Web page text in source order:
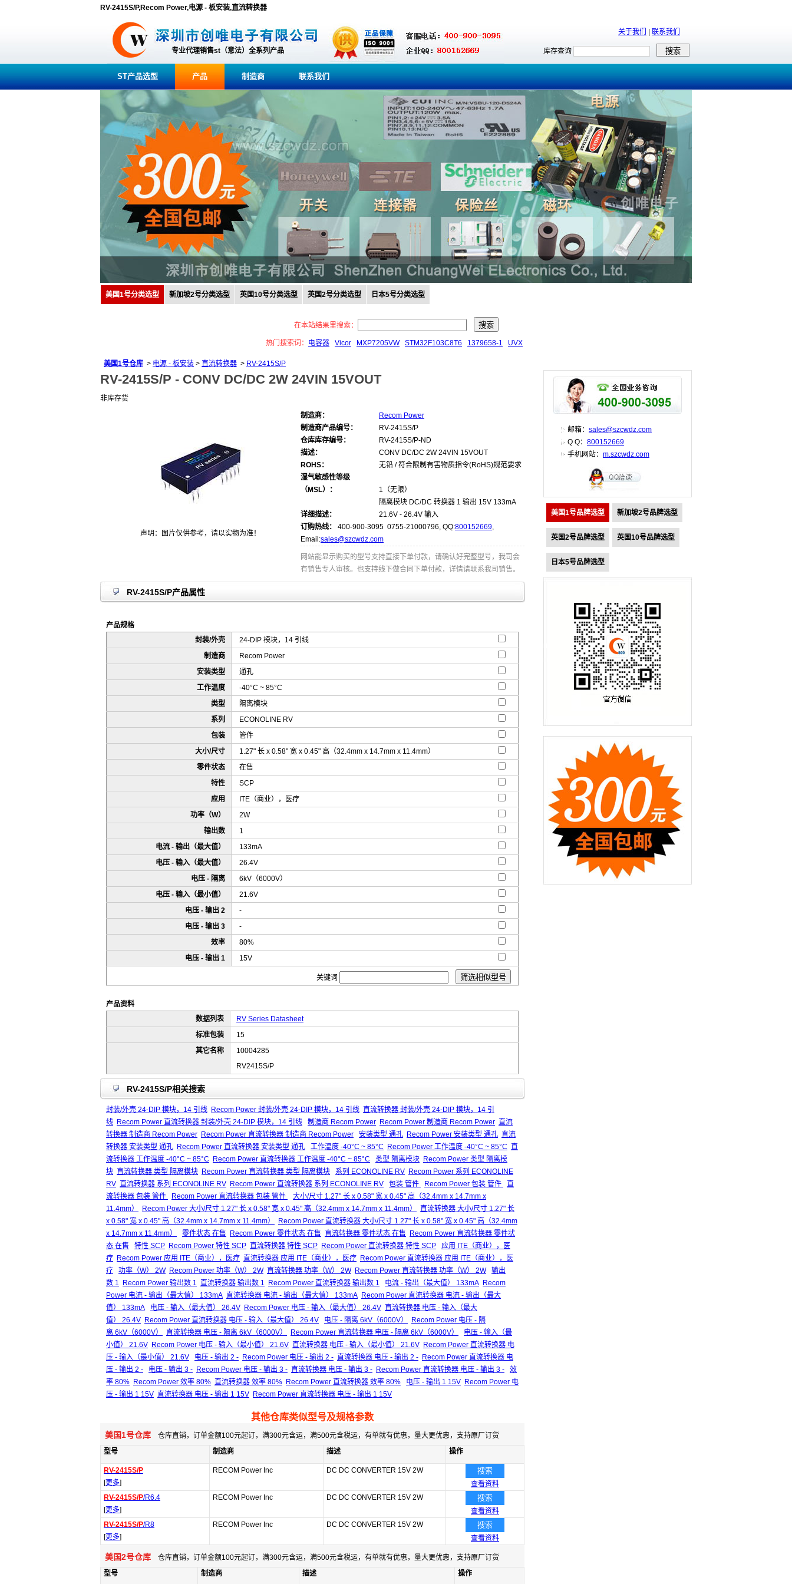
RV-2415S/P,Recom Power,电源 - 板安装,直流转换器
专业代理销售st（意法）全系列产品
关于我们 联系我们
库存查询
ST产品选型 产品 制造商 联系我们
美国1号分类选型 新加坡2号分类选型 英国10号分类选型 英国2号分类选型 日本5号分类选型
在本站结果里搜索：
热门搜索词： 电容器 Vicor MXP7205VW STM32F103C8T6 1379658-1 UVX
美国1号仓库 > 电源 - 板安装 > 直流转换器 > RV-2415S/P
RV-2415S/P - CONV DC/DC 2W 24VIN 15VOUT
非库存货
声明：图片仅供参考，请以实物为准！
制造商：
Recom Power
制造商产品编号：
RV-2415S/P
仓库库存编号：
RV-2415S/P-ND
描述：
CONV DC/DC 2W 24VIN 15VOUT
ROHS：
无铅 / 符合限制有害物质指令(RoHS)规范要求
湿气敏感性等级
（MSL）：
1（无限）
详细描述：
隔离模块 DC/DC 转换器 1 输出 15V 133mA
21.6V - 26.4V 输入
订购热线：
400-900-3095 0755-21000796, QQ:800152669,
Email:sales@szcwdz.com
网站能显示购买的型号支持直接下单付款，请确认好完整型号，我司会
有销售专人审核。也支持线下做合同下单付款，详情请联系我司销售。
RV-2415S/P产品属性
产品规格
封装/外壳
24-DIP 模块，14 引线
制造商
Recom Power
安装类型
通孔
工作温度
-40°C ~ 85°C
类型
隔离模块
系列
ECONOLINE RV
包装
管件
大小/尺寸
1.27" 长 x 0.58" 宽 x 0.45" 高（32.4mm x 14.7mm x 11.4mm）
零件状态
在售
特性
SCP
应用
ITE（商业），医疗
功率（W）
2W
输出数
1
电流 - 输出（最大值）
133mA
电压 - 输入（最大值）
26.4V
电压 - 隔离
6kV（6000V）
电压 - 输入（最小值）
21.6V
电压 - 输出 2
-
电压 - 输出 3
-
效率
80%
电压 - 输出 1
15V
关键词
产品资料
数据列表
RV Series Datasheet
标准包装
15
其它名称
10004285
RV2415S/P
RV-2415S/P相关搜索
封装/外壳 24-DIP 模块，14 引线 Recom Power 封装/外壳 24-DIP 模块，14 引线 直流转换器 封装/外壳 24-DIP 模块，14 引
线 Recom Power 直流转换器 封装/外壳 24-DIP 模块，14 引线 制造商 Recom Power Recom Power 制造商 Recom Power 直流
转换器 制造商 Recom Power Recom Power 直流转换器 制造商 Recom Power 安装类型 通孔 Recom Power 安装类型 通孔 直流
转换器 安装类型 通孔 Recom Power 直流转换器 安装类型 通孔 工作温度 -40°C ~ 85°C Recom Power 工作温度 -40°C ~ 85°C
直
流转换器 工作温度 -40°C ~ 85°C
Recom Power 直流转换器 工作温度 -40°C ~ 85°C 类型 隔离模块 Recom Power 类型 隔离模
块 直流转换器 类型 隔离模块 Recom Power 直流转换器 类型 隔离模块 系列 ECONOLINE RV Recom Power 系列 ECONOLINE
RV 直流转换器 系列 ECONOLINE RV Recom Power 直流转换器 系列 ECONOLINE RV 包装 管件 Recom Power 包装 管件
直
流转换器 包装 管件
Recom Power 直流转换器 包装 管件
大小/尺寸 1.27" 长 x 0.58" 宽 x 0.45" 高（32.4mm x 14.7mm x
11.4mm）
Recom Power 大小/尺寸 1.27" 长 x 0.58" 宽 x 0.45" 高（32.4mm x 14.7mm x 11.4mm）
直流转换器 大小/尺寸 1.27" 长
x 0.58" 宽 x 0.45" 高（32.4mm x 14.7mm x 11.4mm）
Recom Power 直流转换器 大小/尺寸 1.27" 长 x 0.58" 宽 x 0.45" 高（32.4mm
x 14.7mm x 11.4mm）
零件状态 在售 Recom Power 零件状态 在售 直流转换器 零件状态 在售
Recom Power 直流转换器 零件状
态 在售
特性 SCP Recom Power 特性 SCP 直流转换器 特性 SCP Recom Power 直流转换器 特性 SCP
应用 ITE（商业），医
疗 Recom Power 应用 ITE（商业），医疗 直流转换器 应用 ITE（商业），医疗 Recom Power 直流转换器 应用 ITE（商业），医
疗
功率（W） 2W Recom Power 功率（W） 2W 直流转换器 功率（W） 2W Recom Power 直流转换器 功率（W） 2W
输出
数 1
Recom Power 输出数 1 直流转换器 输出数 1 Recom Power 直流转换器 输出数 1 电流 - 输出（最大值） 133mA Recom
Power 电流 - 输出（最大值） 133mA 直流转换器 电流 - 输出（最大值） 133mA Recom Power 直流转换器 电流 - 输出（最大
值） 133mA
电压 - 输入（最大值） 26.4V Recom Power 电压 - 输入（最大值） 26.4V 直流转换器 电压 - 输入（最大
值） 26.4V Recom Power 直流转换器 电压 - 输入（最大值） 26.4V 电压 - 隔离 6kV（6000V）
Recom Power 电压 - 隔
离 6kV（6000V）
直流转换器 电压 - 隔离 6kV（6000V） Recom Power 直流转换器 电压 - 隔离 6kV（6000V）
电压 - 输入（最
小值） 21.6V Recom Power 电压 - 输入（最小值） 21.6V 直流转换器 电压 - 输入（最小值） 21.6V Recom Power 直流转换器 电
压 - 输入（最小值） 21.6V
电压 - 输出 2 - Recom Power 电压 - 输出 2 - 直流转换器 电压 - 输出 2 - Recom Power 直流转换器 电
压 - 输出 2 -
电压 - 输出 3 - Recom Power 电压 - 输出 3 - 直流转换器 电压 - 输出 3 - Recom Power 直流转换器 电压 - 输出 3 -
效
率 80% Recom Power 效率 80% 直流转换器 效率 80% Recom Power 直流转换器 效率 80% 电压 - 输出 1 15V Recom Power 电
压 - 输出 1 15V 直流转换器 电压 - 输出 1 15V Recom Power 直流转换器 电压 - 输出 1 15V
其他仓库类似型号及规格参数
美国1号仓库 仓库直销，订单金额100元起订，满300元含运，满500元含税运，有单就有优惠，量大更优惠，支持原厂订货
型号
制造商 描述 操作
RV-2415S/P
[更多]
RECOM Power Inc DC DC CONVERTER 15V 2W 搜索
查看资料
RV-2415S/P/R6.4
[更多]
RECOM Power Inc DC DC CONVERTER 15V 2W 搜索
查看资料
RV-2415S/P/R8
[更多]
RECOM Power Inc DC DC CONVERTER 15V 2W 搜索
查看资料
美国2号仓库 仓库直销，订单金额100元起订，满300元含运，满500元含税运，有单就有优惠，量大更优惠，支持原厂订货
型号
制造商 描述 操作
邮箱： sales@szcwdz.com
Q Q： 800152669
手机网站： m.szcwdz.com
美国1号品牌选型 新加坡2号品牌选型
英国2号品牌选型 英国10号品牌选型
日本5号品牌选型